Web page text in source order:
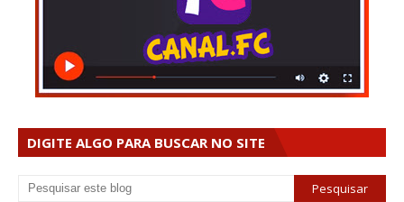
DIGITE ALGO PARA BUSCAR NO SITE